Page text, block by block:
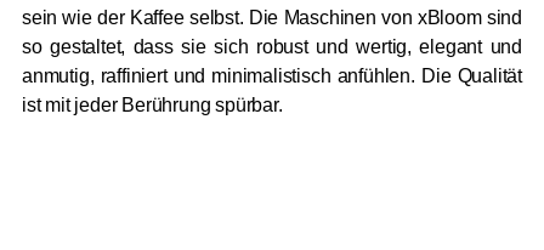
sein wie der Kaffee selbst. Die Maschinen von xBloom sind
so gestaltet, dass sie sich robust und wertig, elegant und
anmutig, raffiniert und minimalistisch anfühlen. Die Qualität
ist mit jeder Berührung spürbar.